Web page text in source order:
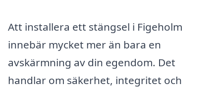
Att installera ett stängsel i Figeholm
innebär mycket mer än bara en
avskärmning av din egendom. Det
handlar om säkerhet, integritet och